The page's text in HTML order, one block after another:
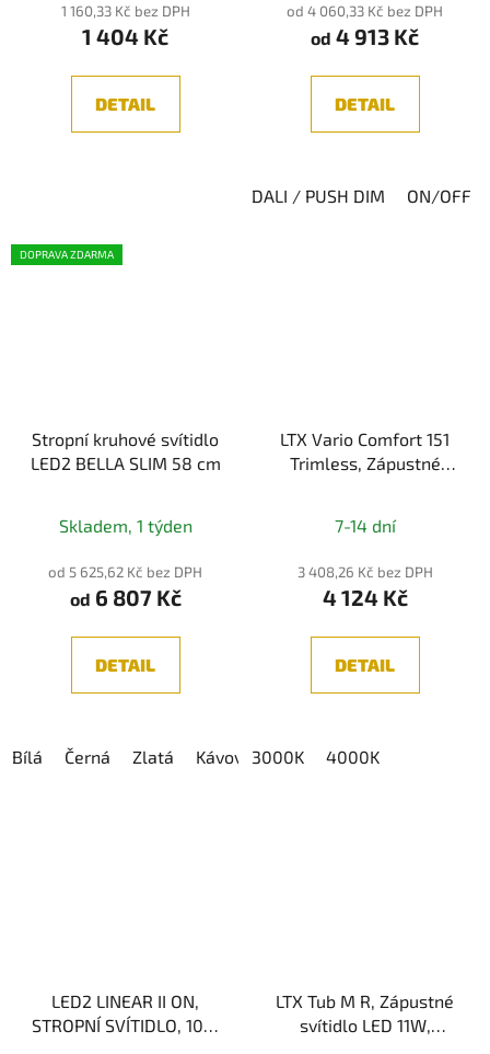
1 160,33 Kč bez DPH
1 404 Kč
DETAIL
od 4 060,33 Kč bez DPH
od 4 913 Kč
DETAIL
DALI / PUSH DIM ON/OFF
DOPRAVA ZDARMA
Stropní kruhové svítidlo
LED2 BELLA SLIM 58 cm
hodnocení
produktu
je
z
Skladem, 1 týden
od 5 625,62 Kč bez DPH
od 6 807 Kč
DETAIL
Bílá Černá Zlatá Kávová
LTX Vario Comfort 151
Trimless, Zápustné
černá
7-14 dní
3 408,26 Kč bez DPH
4 124 Kč
DETAIL
3000K 4000K
LED2 LINEAR II ON,
STROPNÍ SVÍTIDLO, 10W
LTX Tub M R, Zápustné
svítidlo LED 11W,